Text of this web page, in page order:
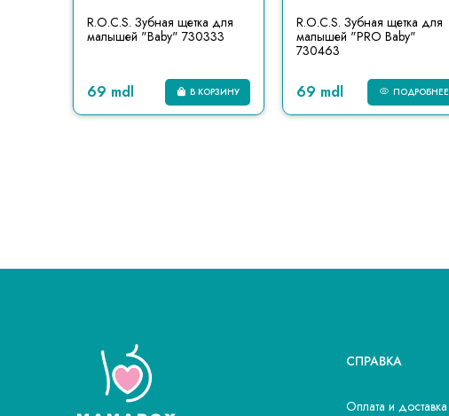
R.O.C.S. Зубная щетка для
малышей "Baby" 730333
69 mdl В КОРЗИНУ
R.O.C.S. Зубная щетка для
малышей "PRO Baby"
730463
69 mdl ПОДРОБНЕЕ
СПРАВКА
Оплата и доставка